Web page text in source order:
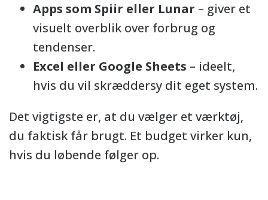
Apps som Spiir eller Lunar – giver et
visuelt overblik over forbrug og
tendenser.
Excel eller Google Sheets – ideelt,
hvis du vil skræddersy dit eget system.
Det vigtigste er, at du vælger et værktøj,
du faktisk får brugt. Et budget virker kun,
hvis du løbende følger op.